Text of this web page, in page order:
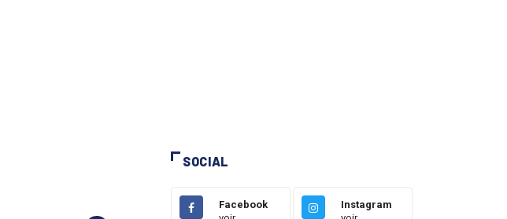
SOCIAL
Facebook
Instagram